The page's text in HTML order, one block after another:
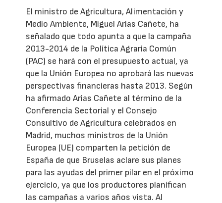
El ministro de Agricultura, Alimentación y
Medio Ambiente, Miguel Arias Cañete, ha
señalado que todo apunta a que la campaña
2013-2014 de la Política Agraria Común
(PAC) se hará con el presupuesto actual, ya
que la Unión Europea no aprobará las nuevas
perspectivas financieras hasta 2013. Según
ha afirmado Arias Cañete al término de la
Conferencia Sectorial y el Consejo
Consultivo de Agricultura celebrados en
Madrid, muchos ministros de la Unión
Europea (UE) comparten la petición de
España de que Bruselas aclare sus planes
para las ayudas del primer pilar en el próximo
ejercicio, ya que los productores planifican
las campañas a varios años vista. Al